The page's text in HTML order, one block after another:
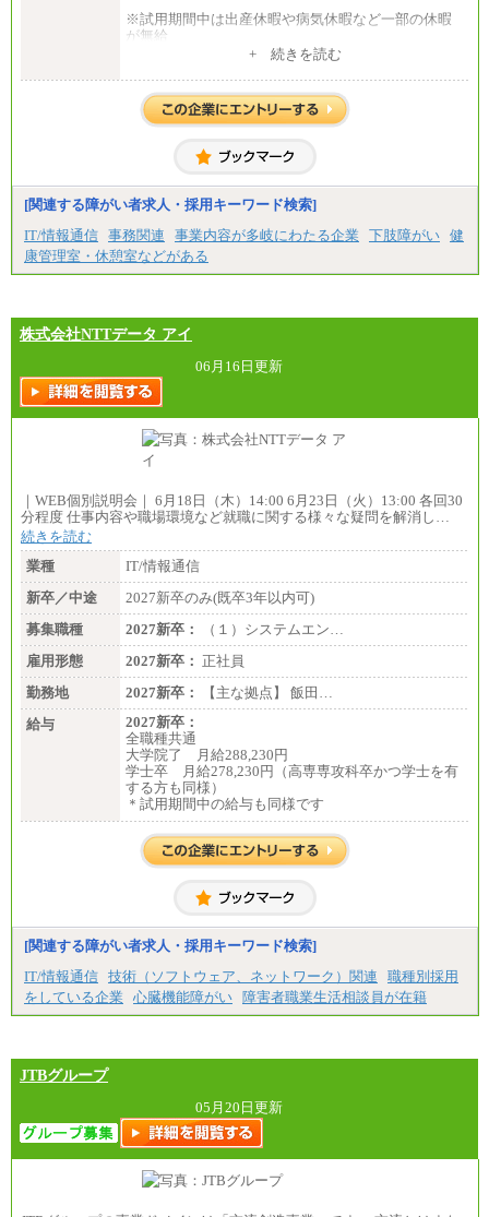
※試用期間中は出産休暇や病気休暇など一部の休暇
が無給
円
【事務（総務業務）】有期社員 ：月給 201,550円
+ 続きを読む
[関連する障がい者求人・採用キーワード検索]
IT/情報通信 事務関連 事業内容が多岐にわたる企業 下肢障がい 健
康管理室・休憩室などがある
株式会社NTTデータ アイ
06月16日更新
｜WEB個別説明会｜ 6月18日（木）14:00 6月23日（火）13:00 各回30
分程度 仕事内容や職場環境など就職に関する様々な疑問を解消し…
続きを読む
業種
IT/情報通信
新卒／中途
2027新卒のみ(既卒3年以内可)
募集職種
2027新卒：
（１）システムエン…
雇用形態
2027新卒： 正社員
勤務地
2027新卒：
【主な拠点】 飯田…
給与
2027新卒：
全職種共通
大学院了 月給288,230円
学士卒 月給278,230円（高専専攻科卒かつ学士を有
する方も同様）
＊試用期間中の給与も同様です
[関連する障がい者求人・採用キーワード検索]
IT/情報通信 技術（ソフトウェア、ネットワーク）関連
職種別採用
をしている企業
心臓機能障がい 障害者職業生活相談員が在籍
JTBグループ
05月20日更新